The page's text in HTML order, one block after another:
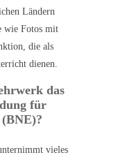
Ländern
wie Fotos mit
die als
dienen.
das
für
vieles